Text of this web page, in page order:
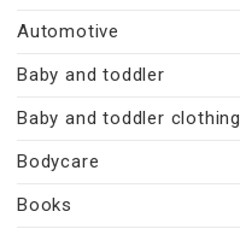
Automotive
Baby and toddler
Baby and toddler clothing
Bodycare
Books